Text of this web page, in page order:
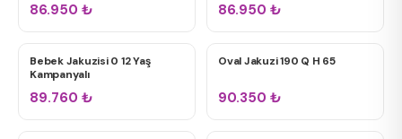
86.950 ₺ 86.950 ₺
BEBEK JAKUZI
Bebek Jakuzisi 0 12 Yaş
Kampanyalı
89.760 ₺
TÜM JAKUZILER
Oval Jakuzi 190 Q H 65
90.350 ₺